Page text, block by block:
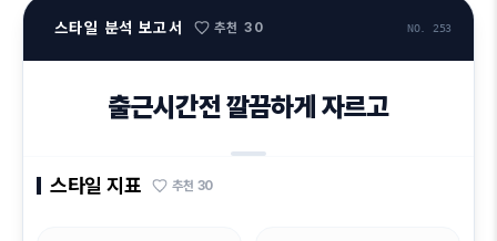
스타일 분석 보고서 추천30 NO. 253
출근시간전 깔끔하게 자르고
스타일 지표 추천 30